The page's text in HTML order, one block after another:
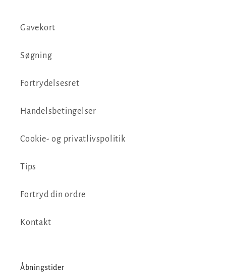
Gavekort
Søgning
Fortrydelsesret
Handelsbetingelser
Cookie- og privatlivspolitik
Tips
Fortryd din ordre
Kontakt
Åbningstider